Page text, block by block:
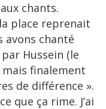
chants.
place reprenait
avons chanté
Hussein (le
mais finalement
de différence ».
que ça rime. J’ai